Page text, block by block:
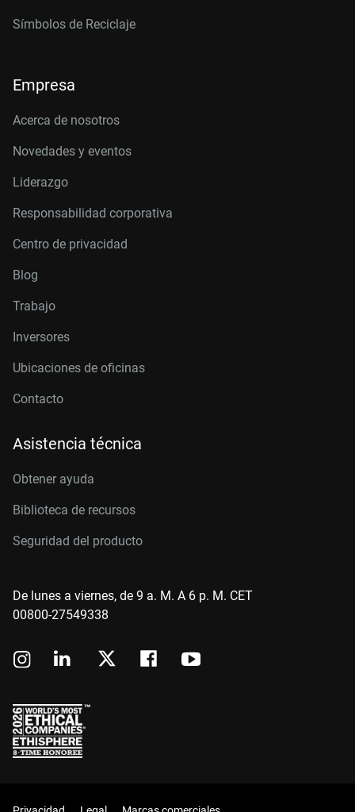
Símbolos de Reciclaje
Empresa
Acerca de nosotros
Novedades y eventos
Liderazgo
Responsabilidad corporativa
Centro de privacidad
Blog
Trabajo
Inversores
Ubicaciones de oficinas
Contacto
Asistencia técnica
Obtener ayuda
Biblioteca de recursos
Seguridad del producto
De lunes a viernes, de 9 a. M. A 6 p. M. CET
00800-27549338